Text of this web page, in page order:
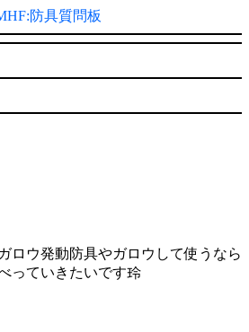
防具質問板
ロウ発動防具やガロウして使うなら
っていきたいです玲